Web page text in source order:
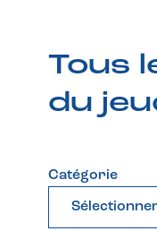
Tous
du
Catégorie